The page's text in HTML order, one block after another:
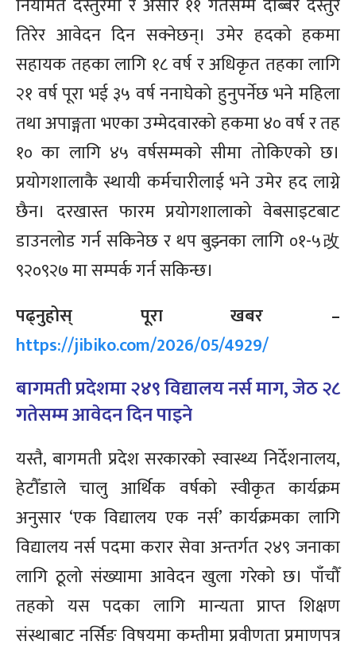
तिरेर आवेदन दिन सक्नेछन्। उमेर हदको हकमा
सहायक तहका लागि १८ वर्ष र अधिकृत तहका लागि
२१ वर्ष पूरा भई ३५ वर्ष ननाघेको हुनुपर्नेछ भने महिला
तथा अपाङ्गता भएका उम्मेदवारको हकमा ४० वर्ष र तह
१० का लागि ४५ वर्षसम्मको सीमा तोकिएको छ।
प्रयोगशालाकै स्थायी कर्मचारीलाई भने उमेर हद लाग्ने
छैन। दरखास्त फारम प्रयोगशालाको वेबसाइटबाट
डाउनलोड गर्न सकिनेछ र थप बुझ्नका लागि ०१-५改
९२०९२७ मा सम्पर्क गर्न सकिन्छ।
पढ्नुहोस् पूरा खबर –
https://jibiko.com/2026/05/4929/
बागमती प्रदेशमा २४९ विद्यालय नर्स माग, जेठ २८
गतेसम्म आवेदन दिन पाइने
यस्तै, बागमती प्रदेश सरकारको स्वास्थ्य निर्देशनालय,
हेटौँडाले चालु आर्थिक वर्षको स्वीकृत कार्यक्रम
अनुसार ‘एक विद्यालय एक नर्स’ कार्यक्रमका लागि
विद्यालय नर्स पदमा करार सेवा अन्तर्गत २४९ जनाका
लागि ठूलो संख्यामा आवेदन खुला गरेको छ। पाँचौँ
तहको यस पदका लागि मान्यता प्राप्त शिक्षण
संस्थाबाट नर्सिङ विषयमा कम्तीमा प्रवीणता प्रमाणपत्र